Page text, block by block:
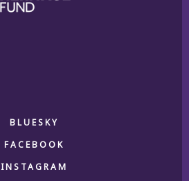
BLUESKY
FACEBOOK
INSTAGRAM